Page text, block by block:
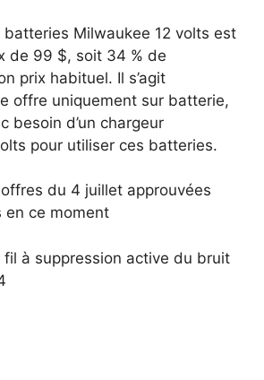
Milwaukee 12 volts est
de 99 $, soit 34 % de
prix habituel. Il s’agit
offre uniquement sur batterie,
besoin d’un chargeur
pour utiliser ces batteries.
du 4 juillet approuvées
en ce moment
fil à suppression active du bruit